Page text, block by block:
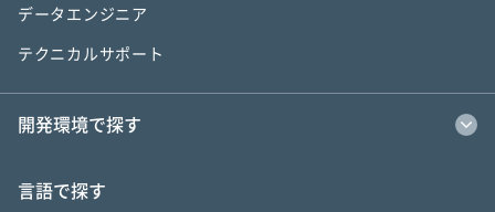
データエンジニア
テクニカルサポート
開発環境で探す
言語で探す